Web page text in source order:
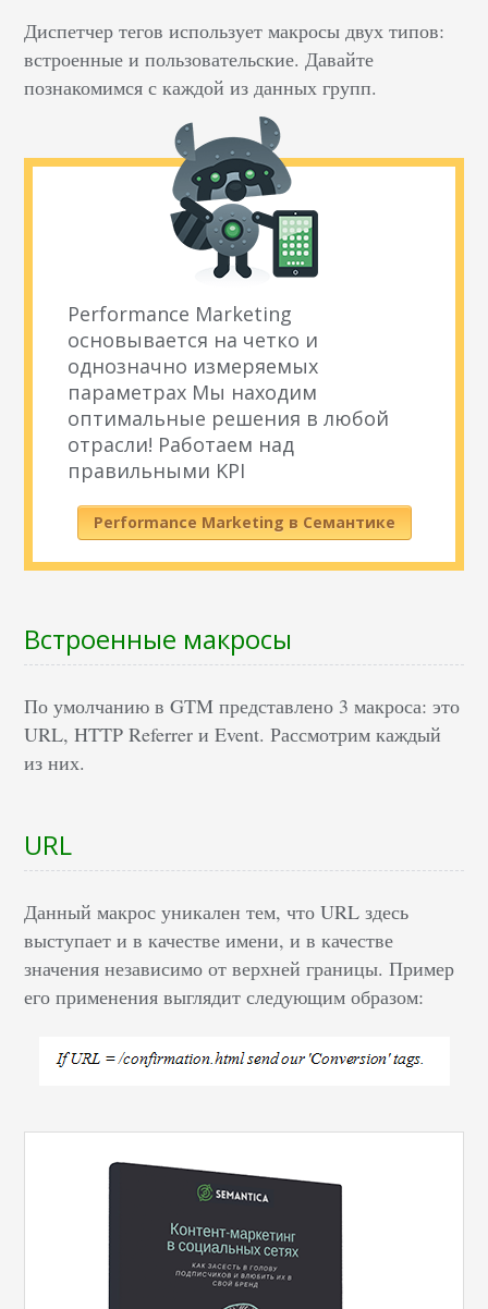
Диспетчер тегов использует макросы двух типов:
встроенные и пользовательские. Давайте
познакомимся с каждой из данных групп.
Performance Marketing
основывается на четко и
однозначно измеряемых
параметрах Мы находим
оптимальные решения в любой
отрасли! Работаем над
правильными KPI
Performance Marketing в Семантике
Встроенные макросы
По умолчанию в GTM представлено 3 макроса: это
URL, HTTP Referrer и Event. Рассмотрим каждый
из них.
URL
Данный макрос уникален тем, что URL здесь
выступает и в качестве имени, и в качестве
значения независимо от верхней границы. Пример
его применения выглядит следующим образом: